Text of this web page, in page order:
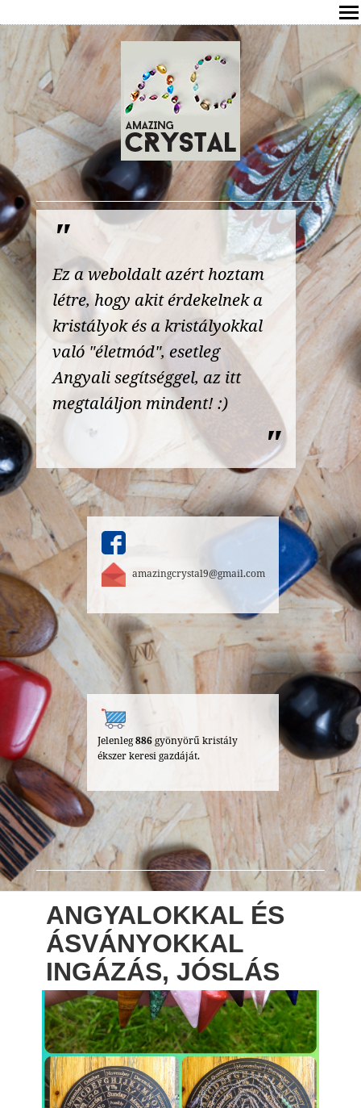
ÍRÁSOK
ÁSVÁNYOK HATÁSAI
RÓLAM
ELÉRHETŐSÉG
ONLINE GYÓGYÍTÁS,TANÁCSADÁS
FREE
VÁSÁRLÁS / KOSÁR
Ez a weboldalt azért hoztam
létre, hogy akit érdekelnek a
kristályok és a kristályokkal
való "életmód", esetleg
Angyali segítséggel, az itt
megtaláljon mindent! :)
amazingcrystal9@gmail.com
Jelenleg886gyönyörű kristály
ékszer keresi gazdáját.
ANGYALOKKAL ÉS
ÁSVÁNYOKKAL
INGÁZÁS, JÓSLÁS